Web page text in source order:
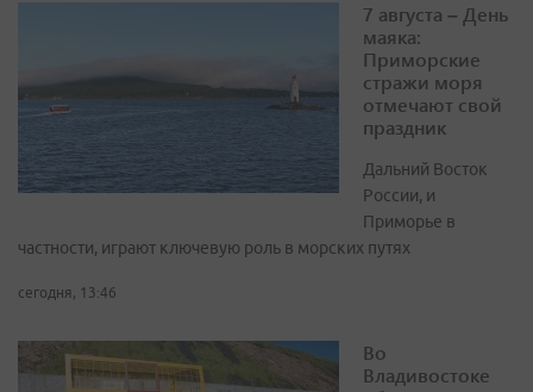
7 августа – День
маяка:
Приморские
стражи моря
отмечают свой
праздник
Дальний Восток
России, и
Приморье в
частности, играют ключевую роль в морских путях
сегодня, 13:46
Во
Владивостоке